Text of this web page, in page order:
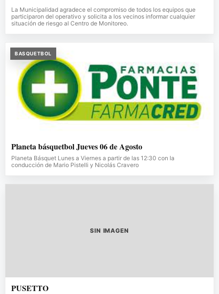
La Municipalidad agradece el compromiso de todos los equipos que
participaron del operativo y solicita a los vecinos informar cualquier
situación de riesgo al Centro de Monitoreo.
BASQUETBOL
Planeta básquetbol Jueves 06 de Agosto
Planeta Básquet Lunes a Viernes a partir de las 12:30 con la
conducción de Mario Pistelli y Nicolás Cravero
SIN IMAGEN
PUSETTO